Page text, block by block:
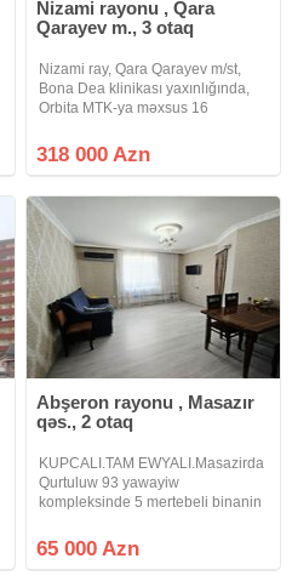
Nizami rayonu , Qara
Qarayev m., 3 otaq
Nizami ray, Qara Qarayev m/st,
Bona Dea klinikası yaxınlığında,
Orbita MTK-ya məxsus 16
mərtəbəsində, qanuni 3 otaq
sahəsi 106 kv m olan kupçalı
sanxetnik,
318 000 Azn
Abşeron rayonu , Masazır
qəs., 2 otaq
KUPCALI.TAM EWYALI.Masazirda
Qurtuluw 93 yawayiw
kompleksinde 5 mertebeli binanin
olan 2 otaqa duzeldilmiw menzil
butun ewyalari ile birlikde
65 000 Azn